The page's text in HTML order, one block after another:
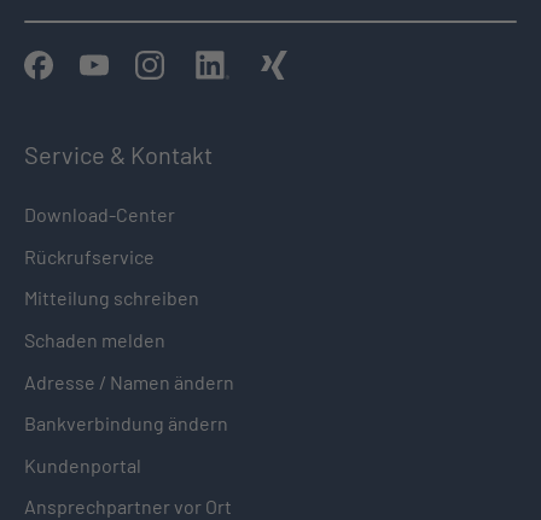
Service & Kontakt
Download-Center
Rückrufservice
Mitteilung schreiben
Schaden melden
Adresse / Namen ändern
Bankverbindung ändern
Kundenportal
Ansprechpartner vor Ort